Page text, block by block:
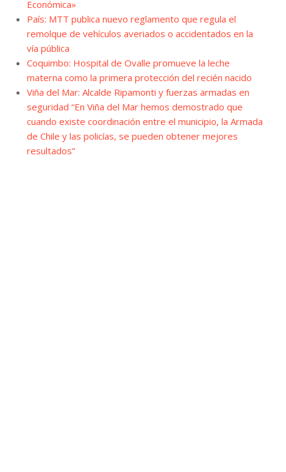
Económica»
País: MTT publica nuevo reglamento que regula el
remolque de vehículos averiados o accidentados en la
vía pública
Coquimbo: Hospital de Ovalle promueve la leche
materna como la primera protección del recién nacido
Viña del Mar: Alcalde Ripamonti y fuerzas armadas en
seguridad “En Viña del Mar hemos demostrado que
cuando existe coordinación entre el municipio, la Armada
de Chile y las policías, se pueden obtener mejores
resultados”